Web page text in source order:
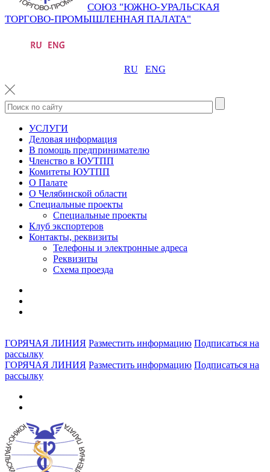
СОЮЗ "ЮЖНО-УРАЛЬСКАЯ
ТОРГОВО-ПРОМЫШЛЕННАЯ ПАЛАТА"
RU ENG
УСЛУГИ
Деловая информация
В помощь предпринимателю
Членство в ЮУТПП
Комитеты ЮУТПП
О Палате
О Челябинской области
Специальные проекты
Специальные проекты
Клуб экспортеров
Контакты, реквизиты
Телефоны и электронные адреса
Реквизиты
Схема проезда
ГОРЯЧАЯ ЛИНИЯ Разместить информацию Подписаться на
рассылку
ГОРЯЧАЯ ЛИНИЯ Разместить информацию Подписаться на
рассылку